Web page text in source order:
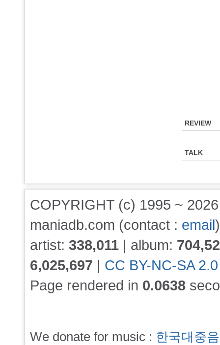
REVIEW
TALK
COPYRIGHT (c) 1995 ~
maniadb.com (contact : email)
artist: 338,011 | album:
6,025,697 | CC BY-NC-SA
Page rendered in 0.0638
We donate for music : 한국대중